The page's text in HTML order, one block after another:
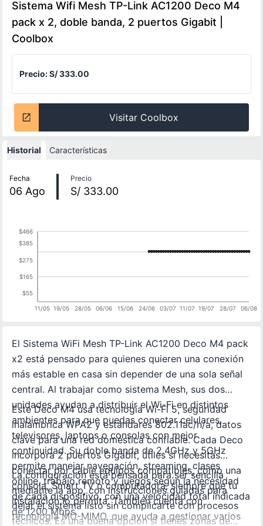
Sistema Wifi Mesh TP-Link AC1200 Deco M4
pack x 2, doble banda, 2 puertos Gigabit |
Coolbox
Precio:S/ 333.00
Visitar Coolbox
Historial Características
Fecha
06 Ago
Precio
S/ 333.00
11/05 19/05 28/05 06/06 15/06 24/06 03/07 11/07 19/07 28/07 06/08
$55
$165
$275
$385
$466
El Sistema WiFi Mesh TP-Link AC1200 Deco M4 pack
x2 está pensado para quienes quieren una conexión
más estable en casa sin depender de una sola señal
central. Al trabajar como sistema Mesh, sus dos
unidades ayudan a distribuir el Wi-Fi en distintos
ambientes para que puedas conectar celulares,
televisores, laptops o consolas con mejor
continuidad. Su doble banda de 2.4GHz y 5GHz
permite manejar navegación, streaming, clases
online, trabajo remoto y juegos según la necesidad
de cada dispositivo, con una velocidad total indicada
de 1200 Mbps.
Este Deco M4 usa tecnología Wi-Fi 5, seguridad
inalámbrica WPA2 y estándares 802.11ac/n/a, datos
clave para una red doméstica confiable. Cada Deco
incorpora 2 puertos Gigabit, útiles si necesitas
conectar por cable equipos compatibles, como una
consola, Smart TV o computadora, siempre que tu
instalación lo permita. También cuenta con
tecnología MU-MIMO, que ayuda a gestionar varios
La configuración está pensada para ser sencilla
mediante la app, con instrucciones guiadas para
dejar el sistema listo sin complicarte con procesos
técnicos. Es una buena opción si tienes zonas de